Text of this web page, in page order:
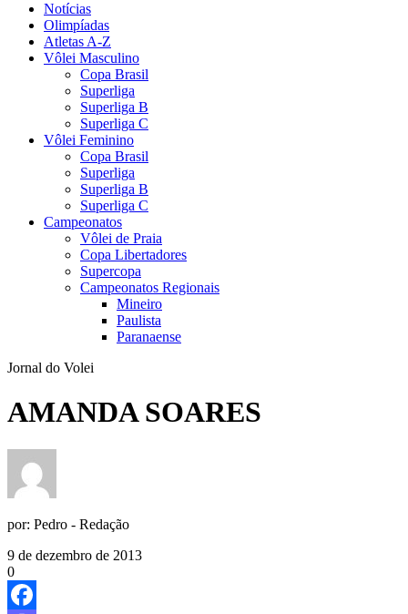
Notícias
Olimpíadas
Atletas A-Z
Vôlei Masculino
Copa Brasil
Superliga
Superliga B
Superliga C
Vôlei Feminino
Copa Brasil
Superliga
Superliga B
Superliga C
Campeonatos
Vôlei de Praia
Copa Libertadores
Supercopa
Campeonatos Regionais
Mineiro
Paulista
Paranaense
Jornal do Volei
AMANDA SOARES
por: Pedro - Redação
9 de dezembro de 2013
0